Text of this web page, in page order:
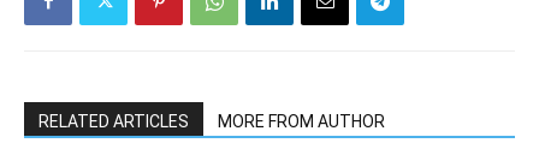
RELATED ARTICLES MORE FROM AUTHOR